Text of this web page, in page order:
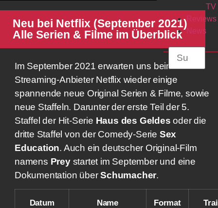
TV
Reviews
News
Neu bei Netflix (September 2021)
Alle Serien & Filme im Überblick
Im September 2021 erwarten uns beim
Streaming-Anbieter Netflix wieder einige
spannende neue Original Serien & Filme, sowie
neue Staffeln. Darunter der erste Teil der 5.
Staffel der Hit-Serie Haus des Geldes oder die
dritte Staffel von der Comedy-Serie Sex
Education. Auch ein deutscher Original-Film
namens Prey startet im September und eine
Dokumentation überSchumacher.
Datum Name Format